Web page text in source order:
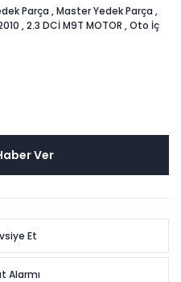
Parça ,Master Yedek Parça ,
,2.3 DCİ M9T MOTOR ,Oto İç
Ver
Et
Alarmı